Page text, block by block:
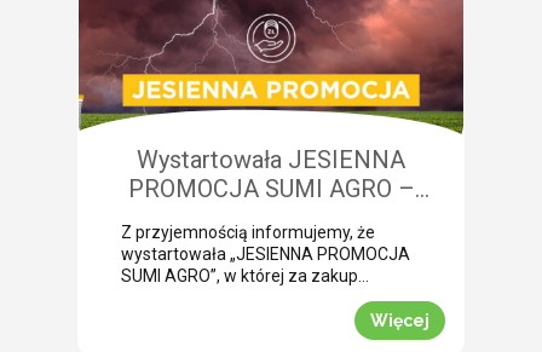
niedobory składników pokarmowych,
co opóźnia wykonanie właściwego
zabiegu. Nasza ekspertka Monika
Krzywak przeprowadziła lustrację w
powiecie gryfickim […]
Wystartowała JESIENNA
PROMOCJA SUMI AGRO –
zyskaj natychmiastowe rabaty!
Z przyjemnością informujemy, że
wystartowała „JESIENNA PROMOCJA
SUMI AGRO”, w której za zakup
uzyskać atrakcyjny rabat! Promocja
trwa od 1 lipca do 30 września 2026
Więcej